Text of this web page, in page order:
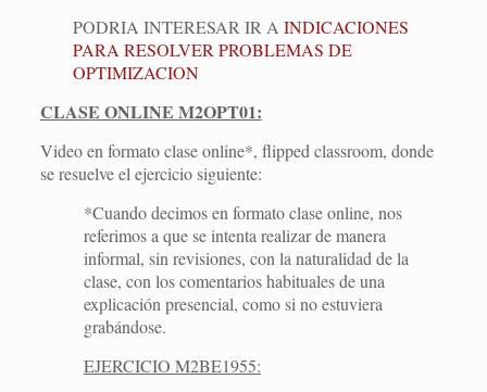
PODRIA INTERESAR IR A INDICACIONES
PARA RESOLVER PROBLEMAS DE
OPTIMIZACION
CLASE ONLINE M2OPT01:
Video en formato clase online*, flipped classroom, donde
se resuelve el ejercicio siguiente:
*Cuando decimos en formato clase online, nos
referimos a que se intenta realizar de manera
informal, sin revisiones, con la naturalidad de la
clase, con los comentarios habituales de una
explicación presencial, como si no estuviera
grabándose.
EJERCICIO M2BE1955: